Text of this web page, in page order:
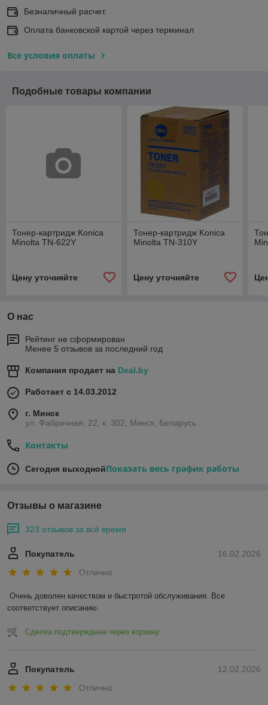
Безналичный расчет.
Оплата банковской картой через терминал
Все условия оплаты
Подобные товары компании
Тонер-картридж Konica
Minolta TN-622Y
Цену уточняйте
Тонер-картридж Konica
Minolta TN-310Y
Цену уточняйте
О нас
Рейтинг не сформирован
Менее 5 отзывов за последний год
Компания продает на Deal.by
Работает с 14.03.2012
г. Минск
ул. Фабричная, 22, к. 302, Минск, Беларусь
Контакты
Сегодня выходнойПоказать весь график работы
Отзывы о магазине
323 отзывов за всё время
16.02.2026
Покупатель
Отлично
Очень доволен качеством и быстротой обслуживания. Все
соответствует описанию.
Сделка подтверждена через корзину
12.02.2026
Покупатель
Отлично